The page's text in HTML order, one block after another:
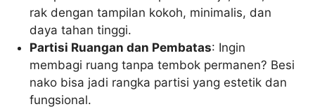
rak dengan tampilan kokoh, minimalis, dan
daya tahan tinggi.
Partisi Ruangan dan Pembatas: Ingin
membagi ruang tanpa tembok permanen? Besi
nako bisa jadi rangka partisi yang estetik dan
fungsional.